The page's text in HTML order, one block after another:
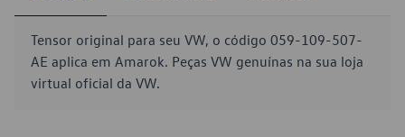
Tensor original para seu VW, o código 059-109-507-
AE aplica em Amarok. Peças VW genuínas na sua loja
virtual oficial da VW.